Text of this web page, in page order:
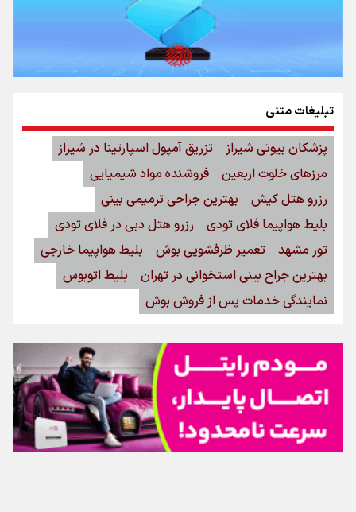
اینفو برنا/ میزان مالیات بر ارزش افزوده چقدر است؟
بازنشستگان در بودجه ۱۴۰۵ چقدر است؟
تبلیغات متنی
پزشکان بیوتی شیراز
تزریق آمپول اسپارتینا در شیراز
مرزهای خلوت اربعین
فروشنده مواد شیمیایی
رزرو هتل کیش
بهترین جراحی ترمیمی بینی
بلیط هواپیما فلای تودی
رزرو هتل دبی در فلای تودی
تور مشهد
تعمیر ظرفشویی بوش
بلیط هواپیما خارجی
بهترین جراح بینی استخوانی در تهران
بلیط اتوبوس
نمایندگی خدمات پس از فروش بوش